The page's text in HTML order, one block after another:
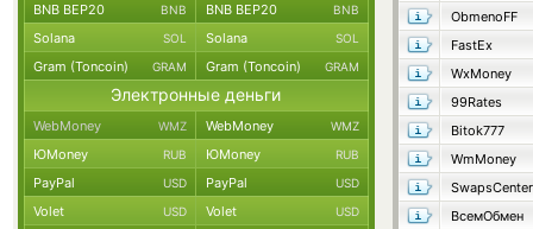
ObmenoFF
FastEx
WxMoney
99Rates
Bitok777
WmMoney
SwapsCenter
ВсемОбмен
BNB BEP20 BNB BNB BEP20 BNB
Solana SOL Solana SOL
Gram (Toncoin) GRAM Gram (Toncoin) GRAM
Электронные деньги
WebMoney WMZ WebMoney WMZ
ЮMoney RUB ЮMoney RUB
PayPal USD PayPal USD
Volet USD Volet USD